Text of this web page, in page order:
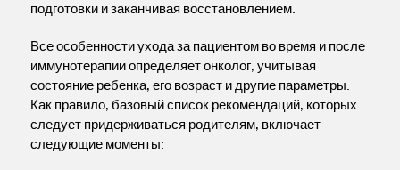
подготовки и заканчивая восстановлением.
Все особенности ухода за пациентом во время и после
иммунотерапии определяет онколог, учитывая
состояние ребенка, его возраст и другие параметры.
Как правило, базовый список рекомендаций, которых
следует придерживаться родителям, включает
следующие моменты: